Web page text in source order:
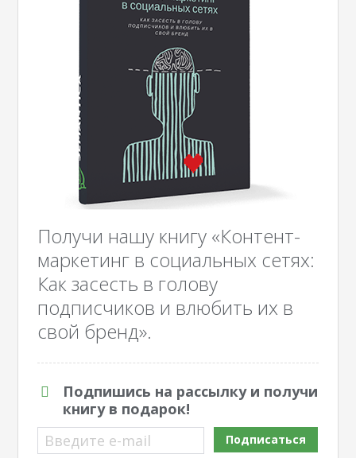
Получи нашу книгу «Контент-
маркетинг в социальных сетях:
Как засесть в голову
подписчиков и влюбить их в
свой бренд».
Подпишись на рассылку и получи
книгу в подарок!
Введите e-mail
Подписаться